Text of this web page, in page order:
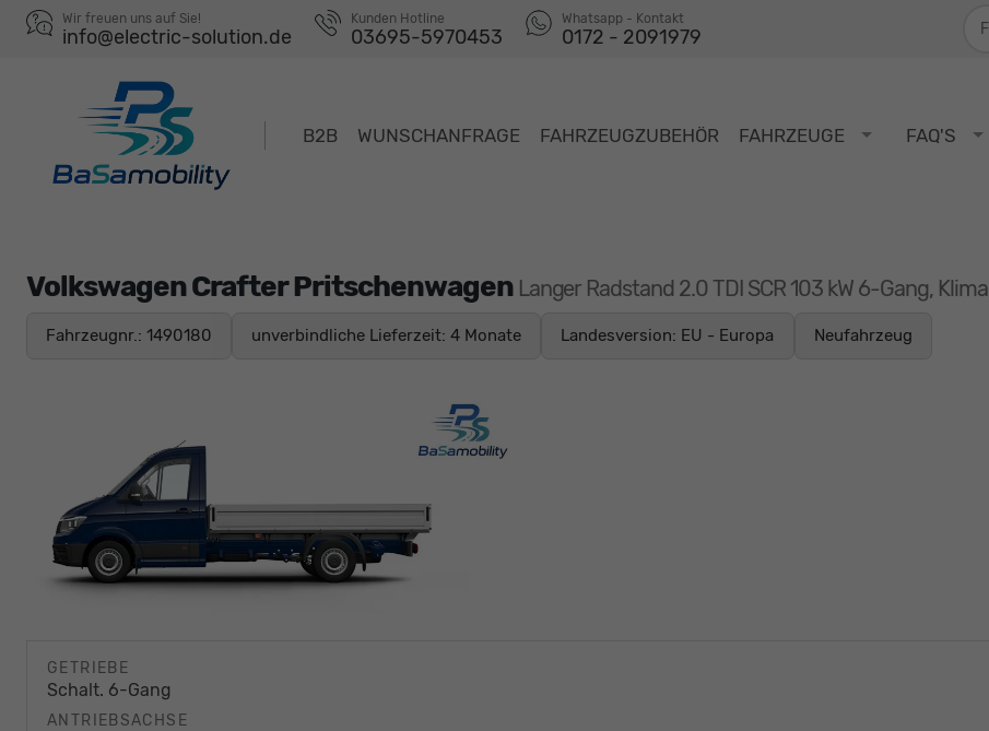
Wir freuen uns auf Sie!
info@electric-solution.de
Kunden Hotline
03695-5970453
Whatsapp - Kontakt
0172 - 2091979
B2B WUNSCHANFRAGE FAHRZEUGZUBEHÖR FAHRZEUGE FAQ'S
Volkswagen Crafter Pritschenwagen Langer Radstand 2.0 TDI SCR 103 kW 6-Gang, Klima
Fahrzeugnr.: 1490180 unverbindliche Lieferzeit:4 Monate Landesversion: EU - Europa Neufahrzeug
GETRIEBE
Schalt. 6-Gang
ANTRIEBSACHSE